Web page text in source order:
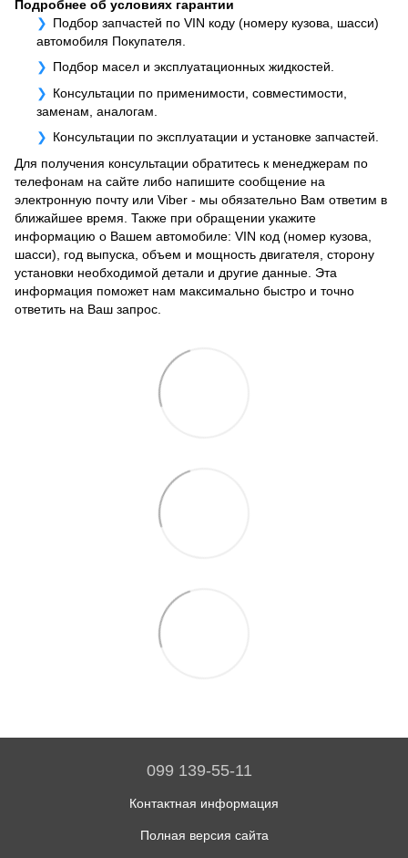
Подробнее об условиях гарантии
Подбор запчастей по VIN коду (номеру кузова, шасси)
автомобиля Покупателя.
Подбор масел и эксплуатационных жидкостей.
Консультации по применимости, совместимости,
заменам, аналогам.
Консультации по эксплуатации и установке запчастей.
Для получения консультации обратитесь к менеджерам по
телефонам на сайте либо напишите сообщение на
электронную почту или Viber - мы обязательно Вам ответим в
ближайшее время. Также при обращении укажите
информацию о Вашем автомобиле: VIN код (номер кузова,
шасси), год выпуска, объем и мощность двигателя, сторону
установки необходимой детали и другие данные. Эта
информация поможет нам максимально быстро и точно
ответить на Ваш запрос.
099 139-55-11
Контактная информация
Полная версия сайта